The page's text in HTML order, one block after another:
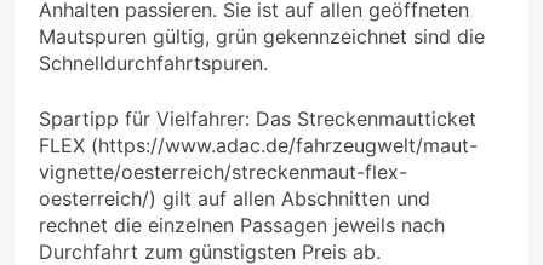
Anhalten passieren. Sie ist auf allen geöffneten
Mautspuren gültig, grün gekennzeichnet sind die
Schnelldurchfahrtspuren.
Spartipp für Vielfahrer: Das Streckenmautticket
FLEX (https://www.adac.de/fahrzeugwelt/maut-
vignette/oesterreich/streckenmaut-flex-
oesterreich/) gilt auf allen Abschnitten und
rechnet die einzelnen Passagen jeweils nach
Durchfahrt zum günstigsten Preis ab.